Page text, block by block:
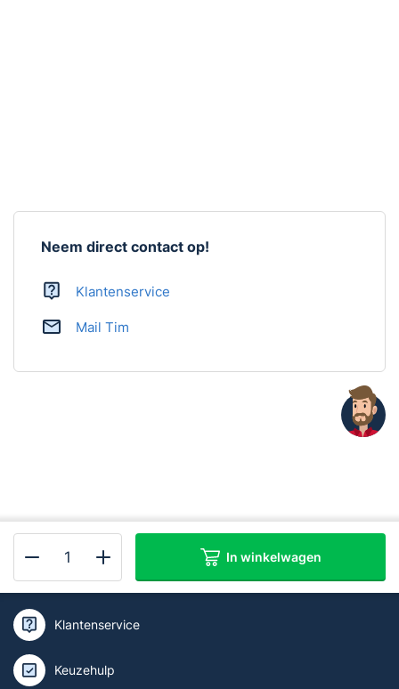
Neem direct contact op!
Klantenservice
Mail Tim
Sense
RFM2300ZW-
B
wireless
module
In winkelwagen
Kan ik je helpen of wil je deskundig
advies?
Klantenservice
Keuzehulp